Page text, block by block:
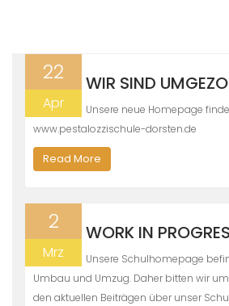
22
Apr
WIR SIND
Unsere neue Homepage
www.pestalozzischule-dorsten.de
Read More
2
Mrz
WORK IN
Unsere Schulhomepage
Umbau und Umzug. Daher bitten wir
den aktuellen Beiträgen über unser